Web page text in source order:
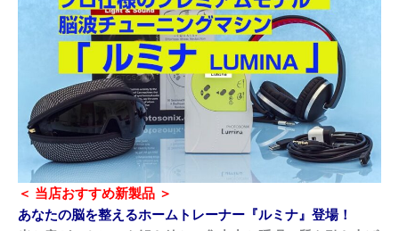
＜ 当店おすすめ新製品 ＞
あなたの脳を整えるホームトレーナー『ルミナ』登場！